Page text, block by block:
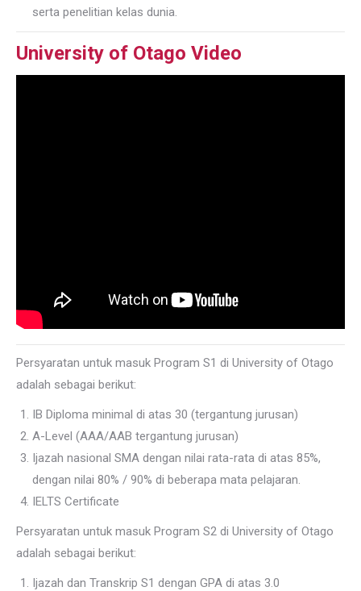
serta penelitian kelas dunia.
University of Otago Video
Persyaratan untuk masuk Program S1 di University of Otago
adalah sebagai berikut:
IB Diploma minimal di atas 30 (tergantung jurusan)
A-Level (AAA/AAB tergantung jurusan)
Ijazah nasional SMA dengan nilai rata-rata di atas 85%,
dengan nilai 80% / 90% di beberapa mata pelajaran.
IELTS Certificate
Persyaratan untuk masuk Program S2 di University of Otago
adalah sebagai berikut:
Ijazah dan Transkrip S1 dengan GPA di atas 3.0